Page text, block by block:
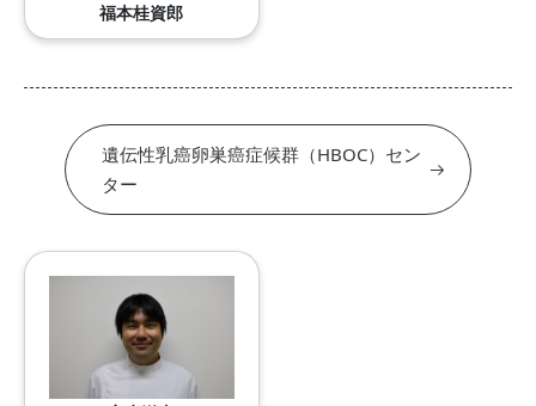
福本桂資郎
遺伝性乳癌卵巣癌症候群（HBOC）セン
ター